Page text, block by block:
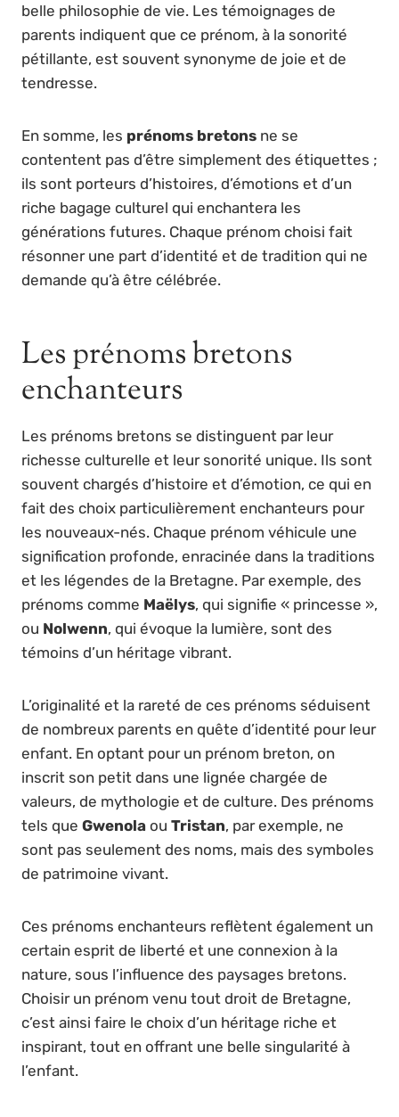
belle philosophie de vie. Les témoignages de
parents indiquent que ce prénom, à la sonorité
pétillante, est souvent synonyme de joie et de
tendresse.
En somme, les prénoms bretons ne se
contentent pas d’être simplement des étiquettes ;
ils sont porteurs d’histoires, d’émotions et d’un
riche bagage culturel qui enchantera les
générations futures. Chaque prénom choisi fait
résonner une part d’identité et de tradition qui ne
demande qu’à être célébrée.
Les prénoms bretons
enchanteurs
Les prénoms bretons se distinguent par leur
richesse culturelle et leur sonorité unique. Ils sont
souvent chargés d’histoire et d’émotion, ce qui en
fait des choix particulièrement enchanteurs pour
les nouveaux-nés. Chaque prénom véhicule une
signification profonde, enracinée dans la traditions
et les légendes de la Bretagne. Par exemple, des
prénoms comme Maëlys, qui signifie « princesse »,
ou Nolwenn, qui évoque la lumière, sont des
témoins d’un héritage vibrant.
L’originalité et la rareté de ces prénoms séduisent
de nombreux parents en quête d’identité pour leur
enfant. En optant pour un prénom breton, on
inscrit son petit dans une lignée chargée de
valeurs, de mythologie et de culture. Des prénoms
tels que Gwenola ou Tristan, par exemple, ne
sont pas seulement des noms, mais des symboles
de patrimoine vivant.
Ces prénoms enchanteurs reflètent également un
certain esprit de liberté et une connexion à la
nature, sous l’influence des paysages bretons.
Choisir un prénom venu tout droit de Bretagne,
c’est ainsi faire le choix d’un héritage riche et
inspirant, tout en offrant une belle singularité à
l’enfant.